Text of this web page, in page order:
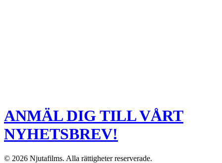
ANMÄL DIG TILL VÅRT
NYHETSBREV!
© 2026 Njutafilms. Alla rättigheter reserverade.